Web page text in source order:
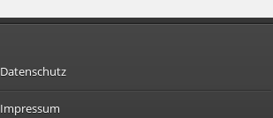
Datenschutz
Impressum